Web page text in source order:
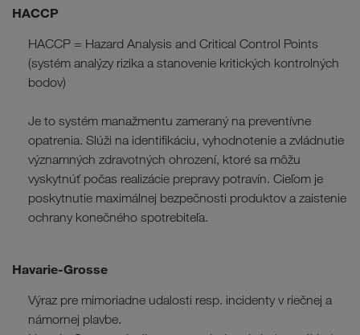
HACCP
HACCP = Hazard Analysis and Critical Control Points
(systém analýzy rizika a stanovenie kritických kontrolných
bodov)
Je to systém manažmentu zameraný na preventívne
opatrenia. Slúži na identifikáciu, vyhodnotenie a zvládnutie
významných zdravotných ohrození, ktoré sa môžu
vyskytnúť počas realizácie prepravy potravín. Cieľom je
poskytnutie maximálnej bezpečnosti produktov a zaistenie
ochrany konečného spotrebiteľa.
Havarie-Grosse
Výraz pre mimoriadne udalosti resp. incidenty v riečnej a
námornej plavbe.